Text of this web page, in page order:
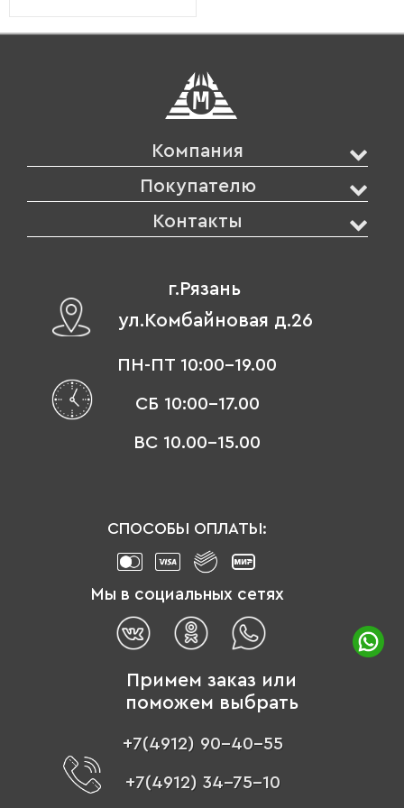
Компания
Покупателю
Контакты
г.Рязань
ул.Комбайновая д.26
ПН-ПТ 10:00-19.00
СБ 10:00-17.00
ВС 10.00-15.00
СПОСОБЫ ОПЛАТЫ:
Мы в социальных сетях
Примем заказ или
поможем выбрать
+7(4912) 90-40-55
+7(4912) 34-75-10